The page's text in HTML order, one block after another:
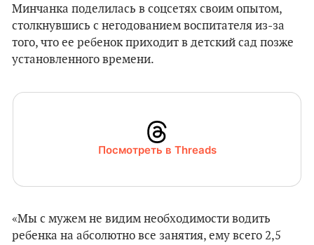
Минчанка поделилась в соцсетях своим опытом,
столкнувшись с негодованием воспитателя из-за
того, что ее ребенок приходит в детский сад позже
установленного времени.
Посмотреть в Threads
«Мы с мужем не видим необходимости водить
ребенка на абсолютно все занятия, ему всего 2,5